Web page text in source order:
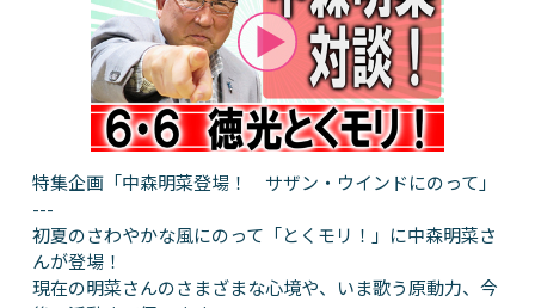
特集企画「中森明菜登場！ サザン・ウインドにのって」
---
初夏のさわやかな風にのって「とくモリ！」に中森明菜さ
んが登場！
現在の明菜さんのさまざまな心境や、いま歌う原動力、今